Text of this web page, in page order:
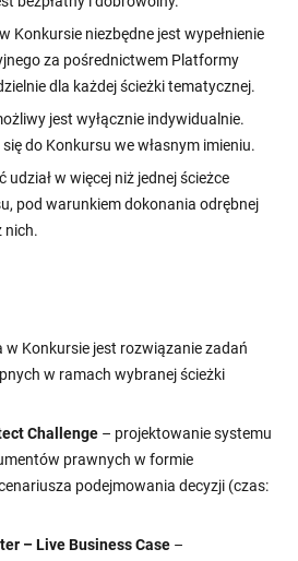
Konkursie niezbędne jest wypełnienie
za pośrednictwem Platformy
dla każdej ścieżki tematycznej.
jest wyłącznie indywidualnie.
do Konkursu we własnym imieniu.
udział w więcej niż jednej ścieżce
pod warunkiem dokonania odrębnej
nich.
w Konkursie jest rozwiązanie zadań
w ramach wybranej ścieżki
Challenge– projektowanie systemu
prawnych w formie
podejmowania decyzji (czas:
– Live Business Case–